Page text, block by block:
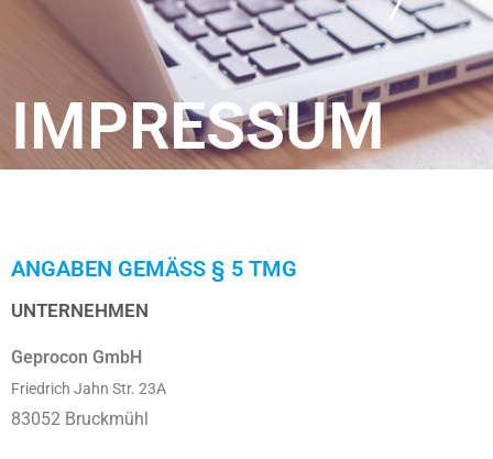
IMPRESSUM
ANGABEN GEMÄSS § 5 TMG
UNTERNEHMEN
Geprocon GmbH
Friedrich Jahn Str. 23A
83052 Bruckmühl